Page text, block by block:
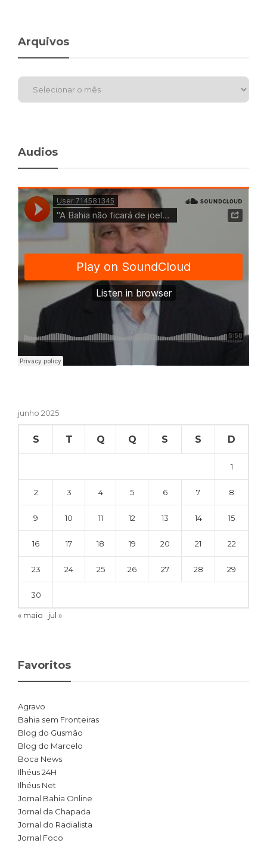
Arquivos
Audios
junho 2025
S T Q Q S S D
1
2 3 4 5 6 7 8
9 10 11 12 13 14 15
16 17 18 19 20 21 22
23 24 25 26 27 28 29
30
« maio jul »
Favoritos
Agravo
Bahia sem Fronteiras
Blog do Gusmão
Blog do Marcelo
Boca News
Ilhéus 24H
Ilhéus Net
Jornal Bahia Online
Jornal da Chapada
Jornal do Radialista
Jornal Foco